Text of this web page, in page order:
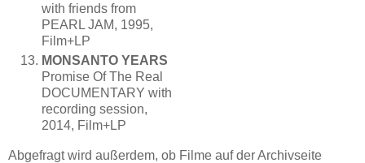
with friends from
PEARL JAM, 1995,
Film+LP
MONSANTO YEARS
Promise Of The Real
DOCUMENTARY with
recording session,
2014, Film+LP
Abgefragt wird außerdem, ob Filme auf der Archivseite